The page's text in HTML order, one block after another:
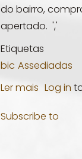
do bairro,
apertado. ','
Etiquetas
bic Assediadas
Ler mais sobre
vs
Log in
Subscribe to